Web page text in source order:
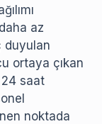
az
duyulan
ortaya çıkan
24 saat
noktada